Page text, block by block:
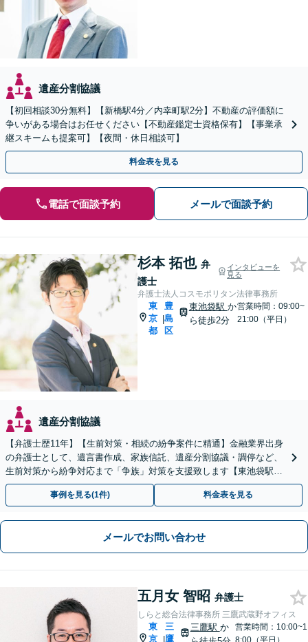
遺産分割協議
【初回相談30分無料】【新橋駅4分／内幸町駅2分】不動産の評価額に
争いがある場合はお任せください【不動産鑑定士資格保有】【事業承
継スキームも提案可】【夜間・休日相談可】
料金表を見る
電話で面談予約 メールで面談予約
杉本 拓也 弁
護士
インタビューを
見る
弁護士法人コスモポリタン法律事務所
東
京
都
|
豊
島
区
東池袋駅 か
ら徒歩2分
営業時間：09:00~
21:00（平日）
遺産分割協議
【弁護士歴11年】【生前対策・相続の紛争案件に精通】金融業界出身
の弁護士として、遺言書作成、家族信託、遺産分割協議・調停など、
生前対策から紛争対応まで「争族」対策を支援致します【東池袋駅2
分】【初回面談無料】
事例を見る(1件) 料金表を見る
メールでお問い合わせ
五月女 智昭 弁護士
しらと総合法律事務所 三鷹武蔵野オフィス
東
京 |
三
鷹
三鷹駅 か
営業時間：10:00~1
8:00（平日）